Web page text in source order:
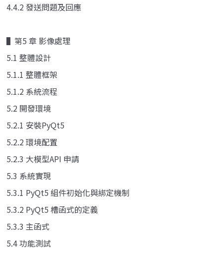
4.4.2 發送問題及回應
▌第5 章 影像處理
5.1 整體設計
5.1.1 整體框架
5.1.2 系統流程
5.2 開發環境
5.2.1 安裝PyQt5
5.2.2 環境配置
5.2.3 大模型API 申請
5.3 系統實現
5.3.1 PyQt5 組件初始化與綁定機制
5.3.2 PyQt5 槽函式的定義
5.3.3 主函式
5.4 功能測試